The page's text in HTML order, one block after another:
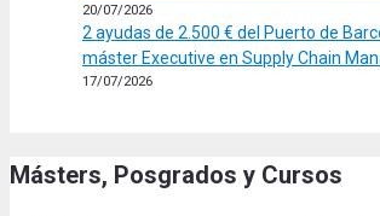
20/07/2026
2 ayudas de 2.500 € del Puerto de
máster Executive en Supply Chain
17/07/2026
Másters, Posgrados y Cursos